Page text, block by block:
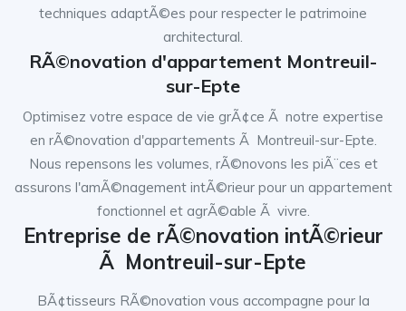
techniques adaptÃ©es pour respecter le patrimoine
architectural.
RÃ©novation d'appartement Montreuil-
sur-Epte
Optimisez votre espace de vie grÃ¢ce Ã notre expertise
en rÃ©novation d'appartements Ã Montreuil-sur-Epte.
Nous repensons les volumes, rÃ©novons les piÃ¨ces et
assurons l'amÃ©nagement intÃ©rieur pour un appartement
fonctionnel et agrÃ©able Ã vivre.
Entreprise de rÃ©novation intÃ©rieur
Ã Montreuil-sur-Epte
BÃ¢tisseurs RÃ©novation vous accompagne pour la